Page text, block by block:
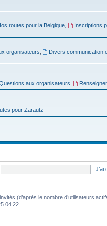
routes pour la Belgique, Inscriptions
organisateurs Divers communication
aux organisateurs
pour Zarautz
J’ai
(d’après le nombre d’utilisateurs
04:22